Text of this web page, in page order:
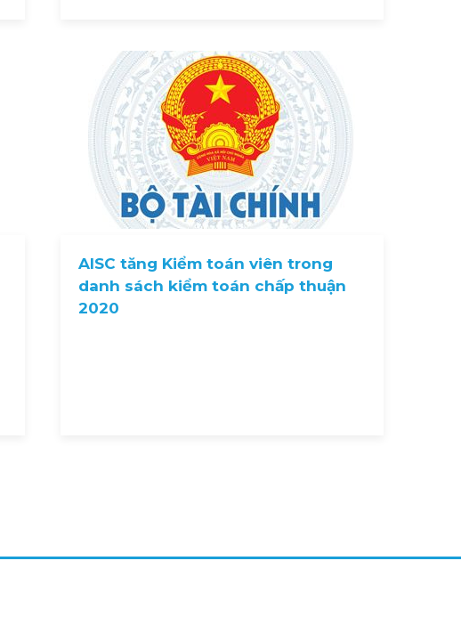
AISC tăng Kiểm toán viên trong
danh sách kiểm toán chấp thuận
2020